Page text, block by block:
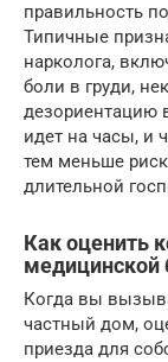
правильность
Типичные
нарколога,
боли в груди,
дезориентацию
идет на часы, и
тем меньше
длительной
Как оценить
медицинской
Когда вы
частный дом,
приезда для